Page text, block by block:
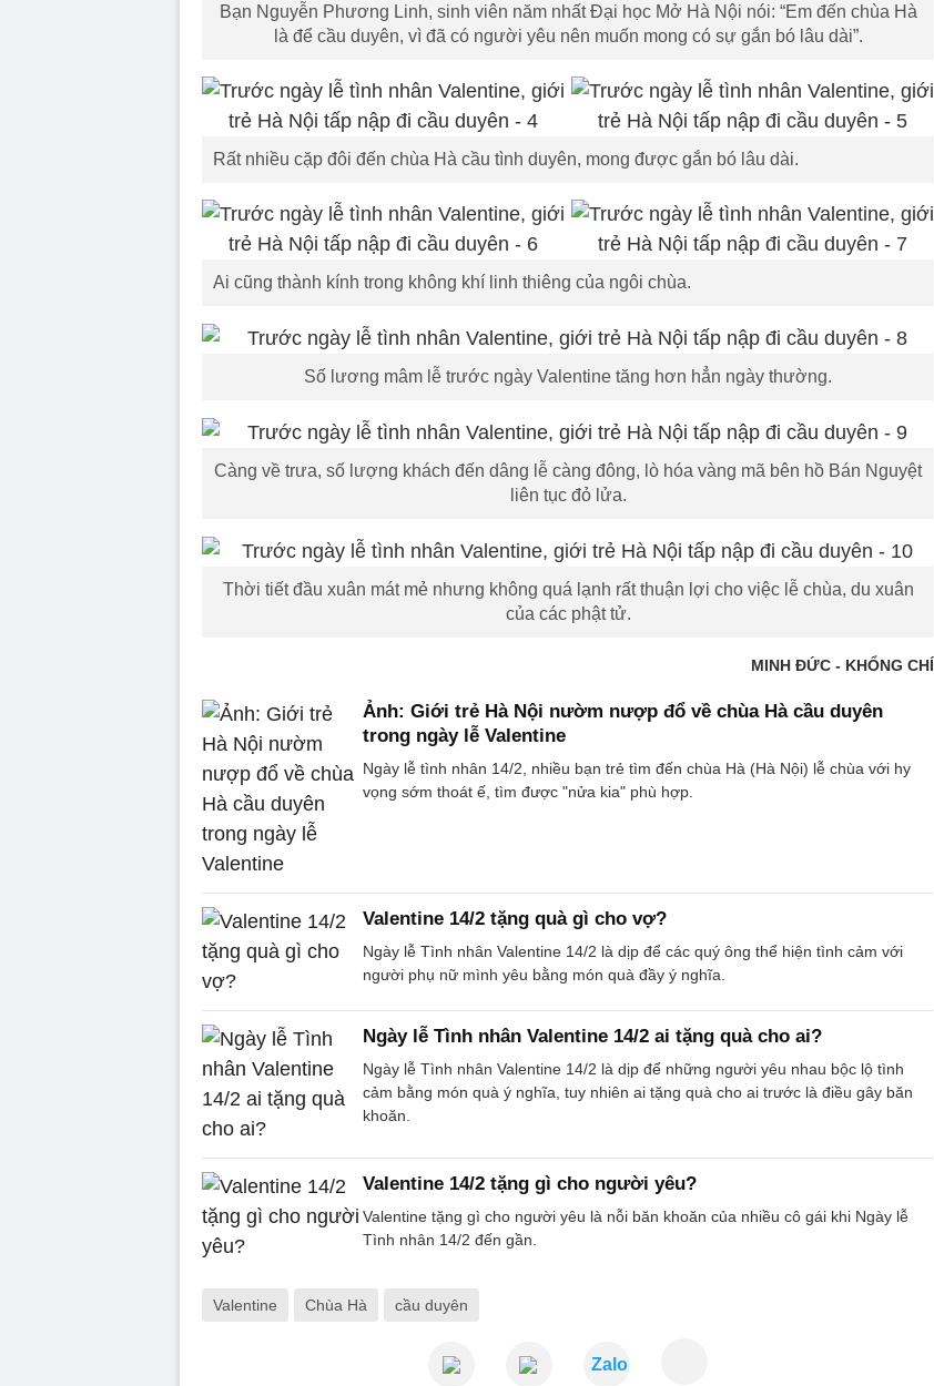
Bạn Nguyễn Phương Linh, sinh viên năm nhất Đại học Mở Hà Nội nói: “Em đến chùa Hà
là để cầu duyên, vì đã có người yêu nên muốn mong có sự gắn bó lâu dài”.
Rất nhiều cặp đôi đến chùa Hà cầu tình duyên, mong được gắn bó lâu dài.
Ai cũng thành kính trong không khí linh thiêng của ngôi chùa.
Số lương mâm lễ trước ngày Valentine tăng hơn hẳn ngày thường.
Càng về trưa, số lượng khách đến dâng lễ càng đông, lò hóa vàng mã bên hồ Bán Nguyệt
liên tục đỏ lửa.
Thời tiết đầu xuân mát mẻ nhưng không quá lạnh rất thuận lợi cho việc lễ chùa, du xuân
của các phật tử.
MINH ĐỨC - KHỔNG CHÍ
Ảnh: Giới trẻ Hà Nội nườm nượp đổ về chùa Hà cầu duyên
trong ngày lễ Valentine
Ngày lễ tình nhân 14/2, nhiều bạn trẻ tìm đến chùa Hà (Hà Nội) lễ chùa với hy
vọng sớm thoát ế, tìm được "nửa kia" phù hợp.
Valentine 14/2 tặng quà gì cho vợ?
Ngày lễ Tình nhân Valentine 14/2 là dịp để các quý ông thể hiện tình cảm với
người phụ nữ mình yêu bằng món quà đầy ý nghĩa.
Ngày lễ Tình nhân Valentine 14/2 ai tặng quà cho ai?
Ngày lễ Tình nhân Valentine 14/2 là dịp để những người yêu nhau bộc lộ tình
cảm bằng món quà ý nghĩa, tuy nhiên ai tặng quà cho ai trước là điều gây băn
khoăn.
Valentine 14/2 tặng gì cho người yêu?
Valentine tặng gì cho người yêu là nỗi băn khoăn của nhiều cô gái khi Ngày lễ
Tình nhân 14/2 đến gần.
Valentine Chùa Hà cầu duyên
Zalo